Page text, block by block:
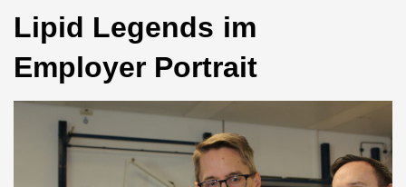
Lipid Legends im
Employer Portrait